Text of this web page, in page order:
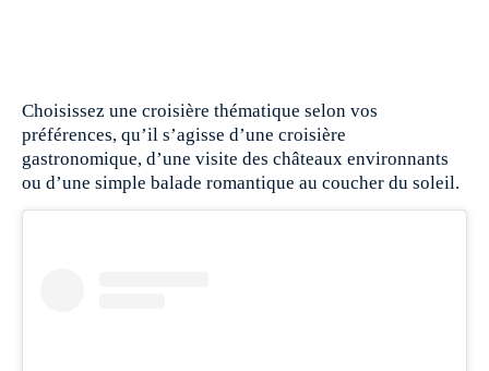
Choisissez une croisière thématique selon vos
préférences, qu’il s’agisse d’une croisière
gastronomique, d’une visite des châteaux environnants
ou d’une simple balade romantique au coucher du soleil.